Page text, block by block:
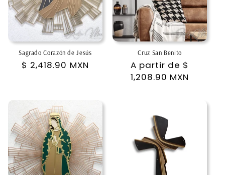
Sagrado Corazón de Jesús
Precio
$ 2,418.90 MXN
Cruz San Benito
Precio
habitual
A partir de $
1,208.90 MXN